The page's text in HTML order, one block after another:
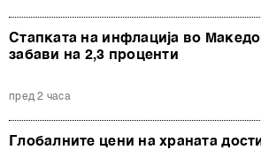
Стапката на инфлација во
забави на 2,3 проценти
пред 2 часа
Глобалните цени на храната